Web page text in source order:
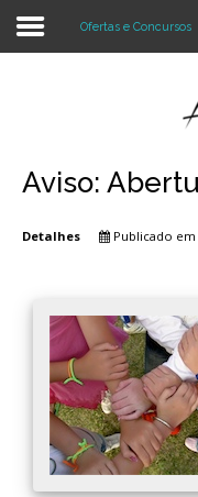
Register
Agrupamento
Oferta
Notícias
Projetos
Contactos
Ofertas e Concursos
Aviso:
Detalhes Publicado